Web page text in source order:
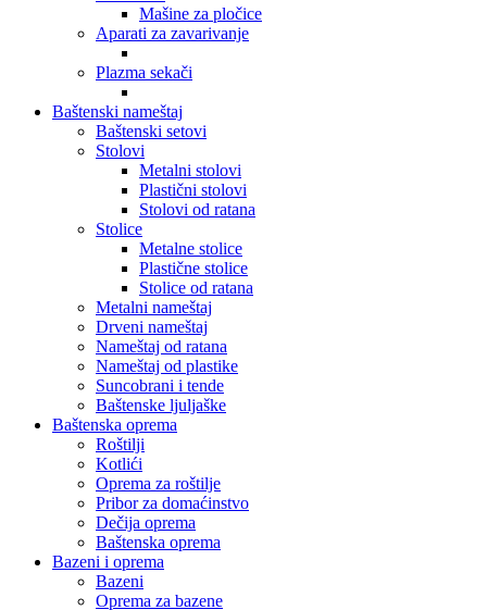
Mašine za pločice
Aparati za zavarivanje
Plazma sekači
Baštenski nameštaj
Baštenski setovi
Stolovi
Metalni stolovi
Plastični stolovi
Stolovi od ratana
Stolice
Metalne stolice
Plastične stolice
Stolice od ratana
Metalni nameštaj
Drveni nameštaj
Nameštaj od ratana
Nameštaj od plastike
Suncobrani i tende
Baštenske ljuljaške
Baštenska oprema
Roštilji
Kotlići
Oprema za roštilje
Pribor za domaćinstvo
Dečija oprema
Baštenska oprema
Bazeni i oprema
Bazeni
Oprema za bazene